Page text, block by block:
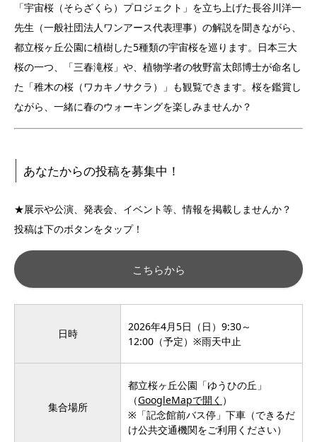
「宇宙桜（そらざくら）プロジェクト」を立ち上げた長谷川洋一
先生（一般社団法人ワンアース代表理事）の解説を聞きながら、
都立桜ヶ丘公園に植樹した5種類の宇宙桜を巡ります。日本三大
桜の一つ、「三春滝桜」や、植物学者の牧野富太郎博士が命名し
た「稚木の桜（ワカキノサクラ）」も観覧できます。桜を鑑賞し
ながら、一緒に春のウォーキングを楽しみませんか？
あなたからの投稿を募集中！
★展示や公演、発表会、イベント等、情報を掲載しませんか？
投稿は下のボタンをタップ！
こちらから
日時
2026年4月5日（日）9:30～
12:00（予定）※雨天中止
集合場所
都立桜ヶ丘公園「ゆうひの丘」
（GoogleMapで開く ）
※「記念館前バス停」下車（できるだ
け公共交通機関をご利用ください）